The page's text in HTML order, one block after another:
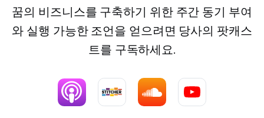
꿈의 비즈니스를 구축하기 위한 주간 동기 부여
와 실행 가능한 조언을 얻으려면 당사의 팟캐스
트를 구독하세요.